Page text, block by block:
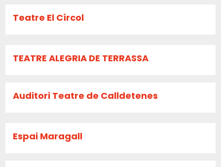
Teatre El Círcol
TEATRE ALEGRIA DE TERRASSA
Auditori Teatre de Calldetenes
Espai Maragall